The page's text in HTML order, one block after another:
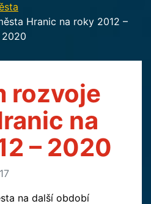
Hranic na roky 2012 –
2020
rozvoje
na
– 2020
na další období